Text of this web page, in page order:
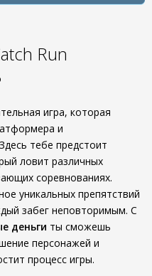
Run
игра, которая
и
тебе предстоит
ловит различных
соревнованиях.
уникальных препятствий
забег неповторимым. С
деньги ты сможешь
персонажей и
процесс игры.